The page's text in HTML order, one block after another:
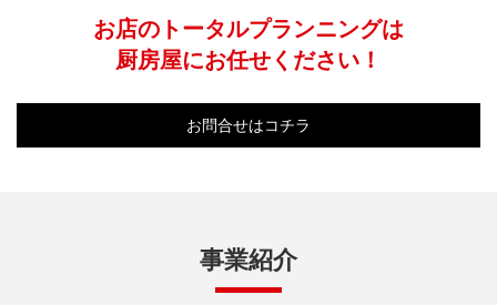
お店のトータルプランニングは
厨房屋にお任せください！
お問合せはコチラ
事業紹介